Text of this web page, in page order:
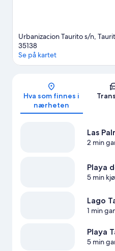
Urbanizacion Taurito s/n,
35138
Se på kartet
Hva som finnes i
nærheten
Las
2 min
Playa
5 min
Lago
1 min
Playa
5 min